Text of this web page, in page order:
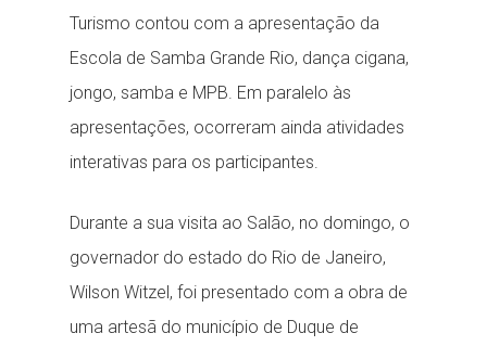
Turismo contou com a apresentação da
Escola de Samba Grande Rio, dança cigana,
jongo, samba e MPB. Em paralelo às
apresentações, ocorreram ainda atividades
interativas para os participantes.
Durante a sua visita ao Salão, no domingo, o
governador do estado do Rio de Janeiro,
Wilson Witzel, foi presentado com a obra de
uma artesã do município de Duque de